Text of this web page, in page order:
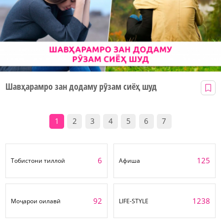
Шавҳарамро зан додаму рӯзам сиёҳ шуд
1 2 3 4 5 6 7
Тобистони тиллоӣ 6 Афиша 125
Моҷарои оилавӣ 92 LIFE-STYLE 1238